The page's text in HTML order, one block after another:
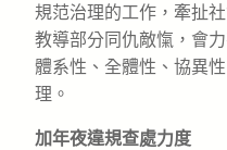
規范治理的工作，牽扯
教導部分同仇敵愾，會
體系性、全體性、協異
理。
加年夜違規查處力度